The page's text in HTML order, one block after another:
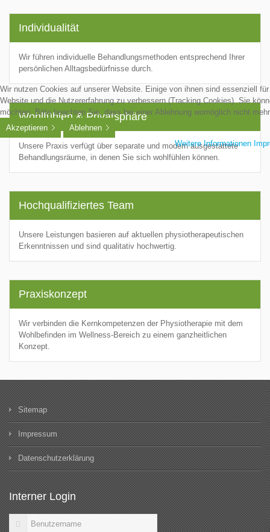
Individualität
Wir führen individuelle Behandlungsmethoden entsprechend Ihrer
persönlichen Alltagsbedürfnisse durch.
Wohlfühlen & Privatsphäre
Unsere Praxis verfügt über separate und modern ausgestattete
Behandlungsräume, in denen Sie sich wohlfühlen können.
Hochqualifiziertes Team
Unsere Leistungen basieren auf aktuellen physiotherapeutischen
Erkenntnissen und sind qualitativ hochwertig.
Praxiskonzept
Wir verbinden die Kernkompetenzen der Physiotherapie mit dem
Wohlbefinden im Wellness-Bereich zu einem ganzheitlichen
Konzept.
Sitemap
Impressum
Datenschutzerklärung
Interner Login
Wir nutzen Cookies auf unserer Website. Einige von ihnen sind essenziell
Website und die Nutzererfahrung zu verbessern (Tracking Cookies). Sie
möchten. Bitte beachten Sie, dass bei einer Ablehnung womöglich nicht
Akzeptieren
Ablehnen
Weitere Informationen